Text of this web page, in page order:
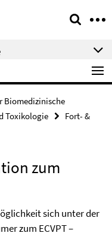
Biomedizinische
Toxikologie
Fort- &
zum
sich unter der
zum ECVPT –